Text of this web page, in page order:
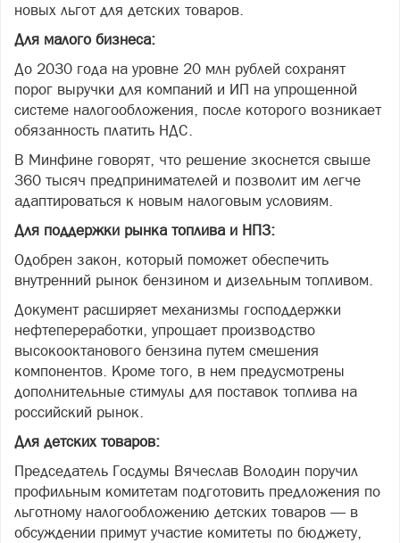
новых льгот для детских товаров.
Для малого бизнеса:
До 2030 года на уровне 20 млн рублей сохранят
порог выручки для компаний и ИП на упрощенной
системе налогообложения, после которого возникает
обязанность платить НДС.
В Минфине говорят, что решение зкоснется свыше
360 тысяч предпринимателей и позволит им легче
адаптироваться к новым налоговым условиям.
Для поддержки рынка топлива и НПЗ:
Одобрен закон, который поможет обеспечить
внутренний рынок бензином и дизельным топливом.
Документ расширяет механизмы господдержки
нефтепереработки, упрощает производство
высокооктанового бензина путем смешения
компонентов. Кроме того, в нем предусмотрены
дополнительные стимулы для поставок топлива на
российский рынок.
Для детских товаров:
Председатель Госдумы Вячеслав Володин поручил
профильным комитетам подготовить предложения по
льготному налогообложению детских товаров — в
обсуждении примут участие комитеты по бюджету,